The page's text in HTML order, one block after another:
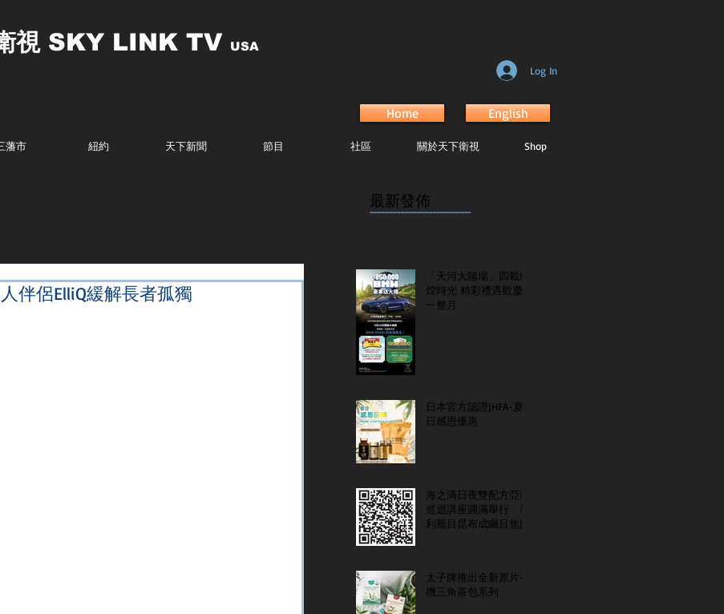
視SKY LINK TV USA
Log In
Home English
藩市 紐約 天下新聞 節目 社區 關於天下衛視 Shop
伴侶ElliQ緩解長者孤獨
最新發佈
...............................................................
「天河大賭場」四載輝
煌時光 精彩禮遇歡慶
一整月
日本官方認證JHFA-夏
日感恩優惠
海之滴日夜雙配方亞洲
巡迴講座圓滿舉行 專
利籠目昆布成矚目焦點
太子牌推出全新原片有
機三角茶包系列